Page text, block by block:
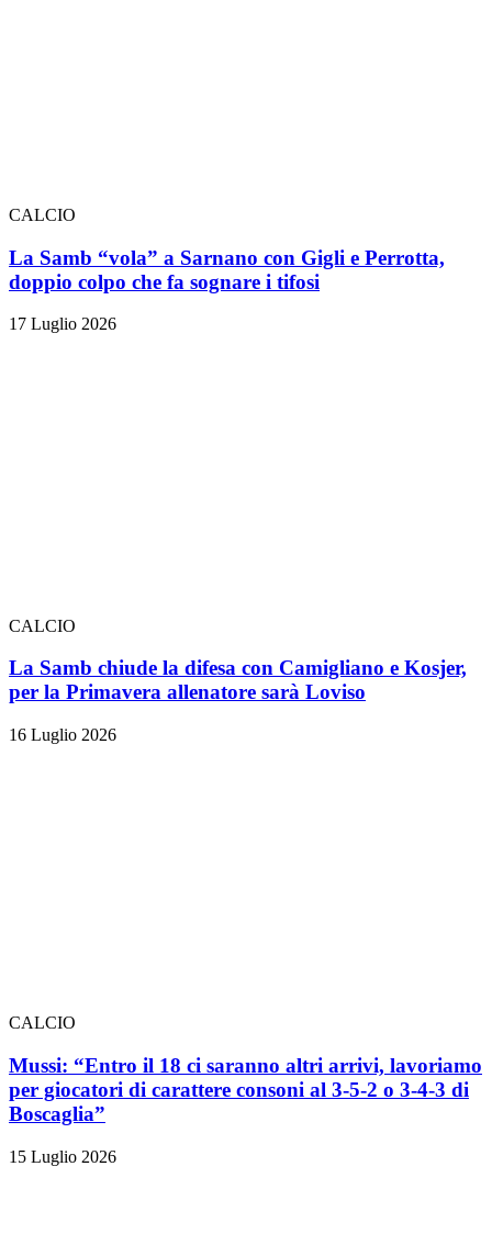
CALCIO
La Samb “vola” a Sarnano con Gigli e Perrotta,
doppio colpo che fa sognare i tifosi
17 Luglio 2026
CALCIO
La Samb chiude la difesa con Camigliano e Kosjer,
per la Primavera allenatore sarà Loviso
16 Luglio 2026
CALCIO
Mussi: “Entro il 18 ci saranno altri arrivi, lavoriamo
per giocatori di carattere consoni al 3-5-2 o 3-4-3 di
Boscaglia”
15 Luglio 2026